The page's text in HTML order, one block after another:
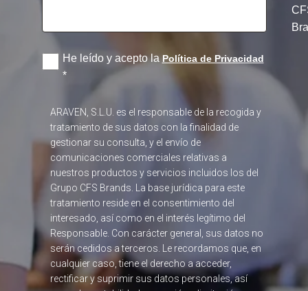
He leído y acepto laPolítica de Privacidad
*
ARAVEN, S.L.U. es el responsable de la recogida y
tratamiento de sus datos con la finalidad de
gestionar su consulta, y el envío de
comunicaciones comerciales relativas a
nuestros productos y servicios incluidos los del
Grupo CFS Brands. La base jurídica para este
tratamiento reside en el consentimiento del
interesado, así como en el interés legítimo del
Responsable. Con carácter general, sus datos no
serán cedidos a terceros. Le recordamos que, en
cualquier caso, tiene el derecho a acceder,
rectificar y suprimir sus datos personales, así